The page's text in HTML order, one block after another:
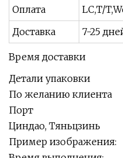
Оплата
LC,T/
Доставка
7-25
Время доставки
Детали упаковки
По желанию клиента
Порт
Циндао, Тяньцзинь
Пример изображения: